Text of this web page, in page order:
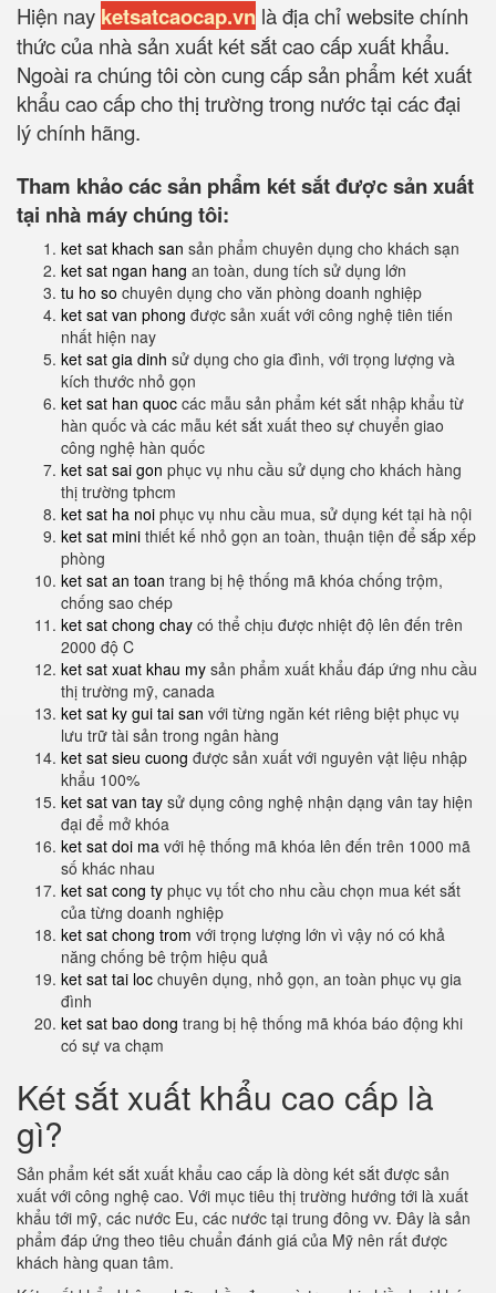
Hiện nay ketsatcaocap.vn là địa chỉ website chính
thức của nhà sản xuất két sắt cao cấp xuất khẩu.
Ngoài ra chúng tôi còn cung cấp sản phẩm két xuất
khẩu cao cấp cho thị trường trong nước tại các đại
lý chính hãng.
Tham khảo các sản phẩm két sắt được sản xuất
tại nhà máy chúng tôi:
ket sat khach san sản phẩm chuyên dụng cho khách sạn
ket sat ngan hang an toàn, dung tích sử dụng lớn
tu ho so chuyên dụng cho văn phòng doanh nghiệp
ket sat van phong được sản xuất với công nghệ tiên tiến
nhất hiện nay
ket sat gia dinh sử dụng cho gia đình, với trọng lượng và
kích thước nhỏ gọn
ket sat han quoc các mẫu sản phẩm két sắt nhập khẩu từ
hàn quốc và các mẫu két sắt xuất theo sự chuyển giao
công nghệ hàn quốc
ket sat sai gon phục vụ nhu cầu sử dụng cho khách hàng
thị trường tphcm
ket sat ha noi phục vụ nhu cầu mua, sử dụng két tại hà nội
ket sat mini thiết kế nhỏ gọn an toàn, thuận tiện để sắp xếp
phòng
ket sat an toan trang bị hệ thống mã khóa chống trộm,
chống sao chép
ket sat chong chay có thể chịu được nhiệt độ lên đến trên
2000 độ C
ket sat xuat khau my sản phẩm xuất khẩu đáp ứng nhu cầu
thị trường mỹ, canada
ket sat ky gui tai san với từng ngăn két riêng biệt phục vụ
lưu trữ tài sản trong ngân hàng
ket sat sieu cuong được sản xuất với nguyên vật liệu nhập
khẩu 100%
ket sat van tay sử dụng công nghệ nhận dạng vân tay hiện
đại để mở khóa
ket sat doi ma với hệ thống mã khóa lên đến trên 1000 mã
số khác nhau
ket sat cong ty phục vụ tốt cho nhu cầu chọn mua két sắt
của từng doanh nghiệp
ket sat chong trom với trọng lượng lớn vì vậy nó có khả
năng chống bê trộm hiệu quả
ket sat tai loc chuyên dụng, nhỏ gọn, an toàn phục vụ gia
đình
ket sat bao dong trang bị hệ thống mã khóa báo động khi
có sự va chạm
Két sắt xuất khẩu cao cấp là
gì?
Sản phẩm két sắt xuất khẩu cao cấp là dòng két sắt được sản
xuất với công nghệ cao. Với mục tiêu thị trường hướng tới là xuất
khẩu tới mỹ, các nước Eu, các nước tại trung đông vv. Đây là sản
phẩm đáp ứng theo tiêu chuẩn đánh giá của Mỹ nên rất được
khách hàng quan tâm.